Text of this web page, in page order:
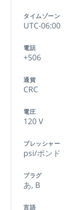
タイムゾーン
UTC-06:00
電話
+506
通貨
CRC
電圧
120 V
プレッシャー
psi/ポンド
プラグ
あ, B
言語